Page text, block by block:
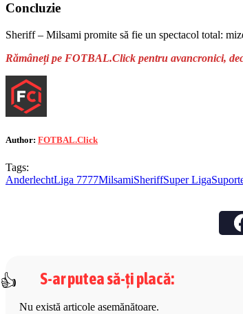
Concluzie
Sheriff – Milsami promite să fie un spectacol total:
Rămâneți pe FOTBAL.Click pentru avancronici,
Author: FOTBAL.Click
Tags:
AnderlechtLiga 7777MilsamiSheriffSuper Liga
S-ar putea să-ți placă:
Nu există articole asemănătoare.